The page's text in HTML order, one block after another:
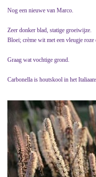
Nog een nieuwe van Marco.
Zeer donker blad, statige groeiwijze.
Bloei; crème wit met een vleugje roze
Graag wat vochtige grond.
Carbonella is houtskool in het